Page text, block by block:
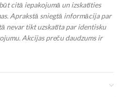
citā iepakojumā un izskatīties
Aprakstā sniegtā informācija par
nevar tikt uzskatīta par identisku
Akcijas preču daudzums ir